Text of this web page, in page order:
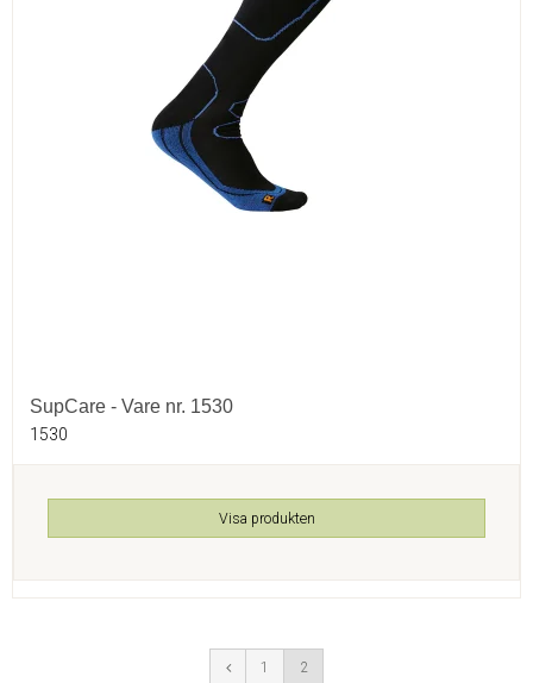
SupCare - Vare nr. 1530
1530
Visa produkten
1 2